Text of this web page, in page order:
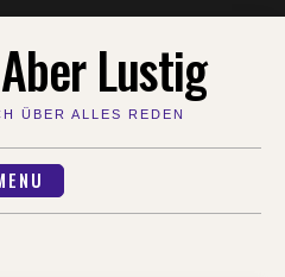
Lustig
ÜBER ALLES REDEN